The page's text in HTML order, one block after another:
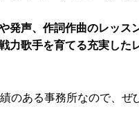
発声、作詞作曲のレッス
力歌手を育てる充実した
のある事務所なので、ぜ